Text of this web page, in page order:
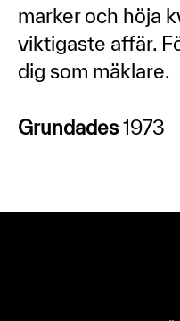
marker och höja
viktigaste affär.
dig som mäklare.
Grundades 1973